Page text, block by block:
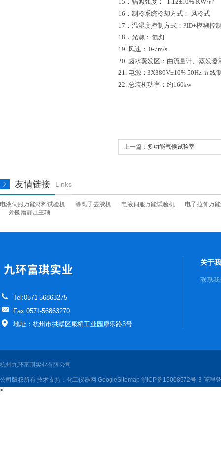
15．辐照强度：
1.12±10% KW· ㎡
16．制冷系统冷却方式： 风冷式
17．温湿度控制方式： PID+模糊控
18．光源： 氙灯
19. 风速： 0-7m/s
20. 卤水蒸发区： 由流量计、蒸发器
21. 电源： 3X380V±10% 50Hz 五线
22. 总装机功率：约160kw
上一篇： 多功能气候试验室
友情链接 Links
电液伺服万能材料试验机 等离子去胶机 电液伺服万能试验机
电子拉伸万
外圆磨静压主轴
Tel:0571-56863275
Fax:0571-56863270
地址：杭州市拱墅区康桥工业园康乐路3号
关于
联系我
杭州九环富琪实业有限公司
公司版权所有 技术支持： 化工仪器网 GoogleSitemap 浙ICP备15008572号-3 管理
>